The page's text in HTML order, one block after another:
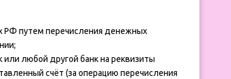
РФ путем перечисления денежных
или любой другой банк на реквизиты
счёт (за операцию перечисления